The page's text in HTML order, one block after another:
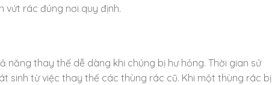
vứt rác đúng nơi quy định.
năng thay thế dễ dàng khi chúng bị hư hỏng. Thời gian sử
sinh từ việc thay thế các thùng rác cũ. Khi một thùng rác bị